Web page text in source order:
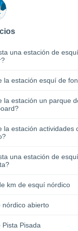
una estación de
la estación esquí de
la estación un parque
la estación actividades
una estación de esquí
km de esquí nórdico
nórdico abierto
Pista Pisada